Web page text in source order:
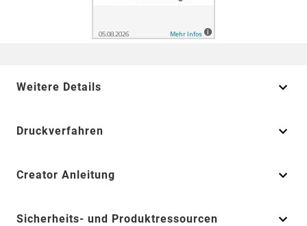
Weitere Details
Druckverfahren
Creator Anleitung
Sicherheits- und Produktressourcen